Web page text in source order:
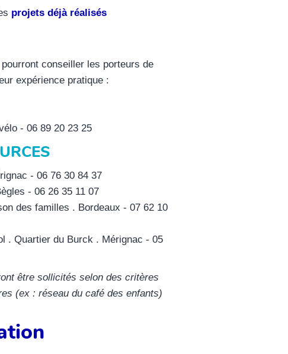
projets déjà réalisés
pourront conseiller les porteurs de
expérience pratique :
- 06 89 20 23 25
- 06 76 30 84 37
- 06 26 35 11 07
des familles . Bordeaux - 07 62 10
. Quartier du Burck . Mérignac - 05
être sollicités selon des critères
(ex : réseau du café des enfants)